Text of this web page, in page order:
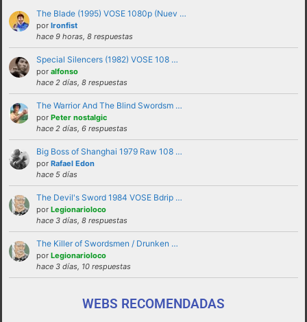
personal con otros usuarios.Estas deben ser
solucionadas en privado y no haciendo
partícipes al resto de personas del foro.
No revelar ni hacer público en el foro la
identidad o datos personales de ningún
participante sin su consentimiento, como por
ejemplo direcciones de email, ip’s externas,
etc
No enviar a los foros mensajes repetitivos
En el Lenguaje web, escribir con letras
mayusculas equivale a gritar, si no es esa su
intención sugerimos que lo evite.
Cualquier usuario que altere el buen
funcionamiento del foro mediante reiteradas
quejas, desprecio a los moderadores y/o a la
administración o las normas de uso del foro
The Blade (1995) VOSE 1080p (Nuev …
por Ironfist
hace 9 horas, 8 respuestas
Special Silencers (1982) VOSE 108 …
por alfonso
hace 2 días, 8 respuestas
The Warrior And The Blind Swordsm …
por Peter nostalgic
hace 2 días, 6 respuestas
Big Boss of Shanghai 1979 Raw 108 …
por Rafael Edon
hace 5 días
The Devil's Sword 1984 VOSE Bdrip …
por Legionarioloco
hace 3 días, 8 respuestas
The Killer of Swordsmen / Drunken …
por Legionarioloco
hace 3 días, 10 respuestas
WEBS RECOMENDADAS